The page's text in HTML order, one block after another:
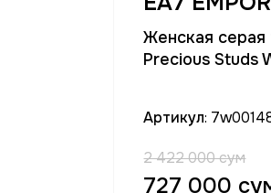
Женская серая
Precious Studs
Артикул:
2 422 000 сум
727 000